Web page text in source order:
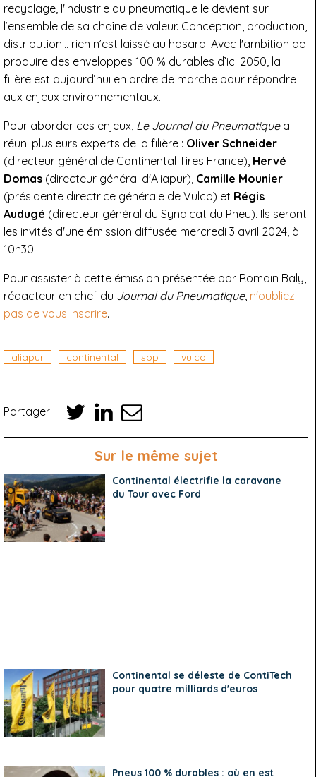
recyclage, l'industrie du pneumatique le devient sur
l’ensemble de sa chaîne de valeur. Conception, production,
distribution... rien n’est laissé au hasard. Avec l'ambition de
produire des enveloppes 100 % durables d’ici 2050, la
filière est aujourd’hui en ordre de marche pour répondre
aux enjeux environnementaux.
Pour aborder ces enjeux, Le Journal du Pneumatiquea
réuni plusieurs experts de la filière : Oliver Schneider
(directeur général de Continental Tires France), Hervé
Domas (directeur général d'Aliapur), Camille Mounier
(présidente directrice générale de Vulco) et Régis
Audugé (directeur général du Syndicat du Pneu). Ils seront
les invités d'une émission diffusée mercredi 3 avril 2024, à
10h30.
Pour assister à cette émission présentée par Romain Baly,
rédacteur en chef du Journal du Pneumatique, n'oubliez
pas de vous inscrire.
aliapur continental spp vulco
Partager :
Sur le même sujet
Continental électrifie la caravane
du Tour avec Ford
Continental se déleste de ContiTech
pour quatre milliards d'euros
Pneus 100 % durables : où en est